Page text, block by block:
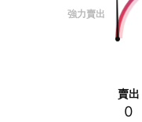
強力賣出
賣出
0